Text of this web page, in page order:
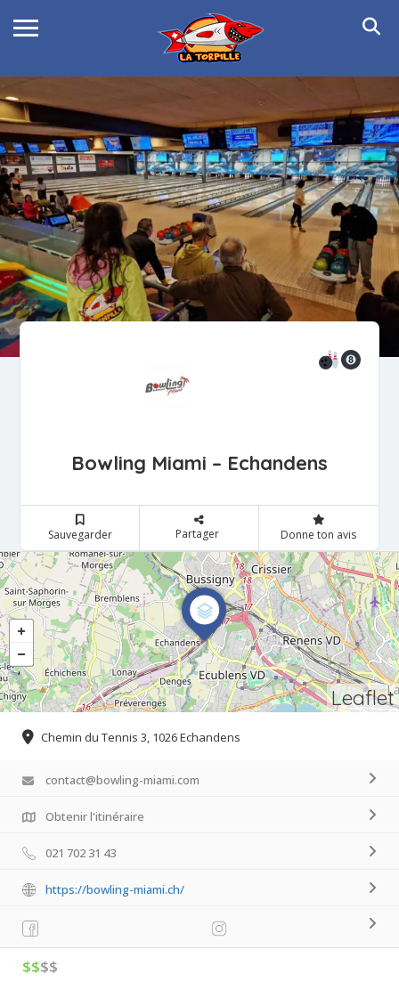
Bowling Miami – Echandens
Sauvegarder Partager Donne ton avis
Leaflet
Chemin du Tennis 3, 1026 Echandens
contact@bowling-miami.com
Obtenir l'itinéraire
021 702 31 43
https://bowling-miami.ch/
$$$$